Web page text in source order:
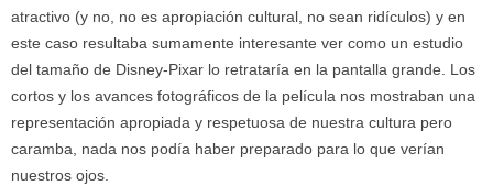
atractivo (y no, no es apropiación cultural, no sean ridículos) y en
este caso resultaba sumamente interesante ver como un estudio
del tamaño de Disney-Pixar lo retrataría en la pantalla grande. Los
cortos y los avances fotográficos de la película nos mostraban una
representación apropiada y respetuosa de nuestra cultura pero
caramba, nada nos podía haber preparado para lo que verían
nuestros ojos.